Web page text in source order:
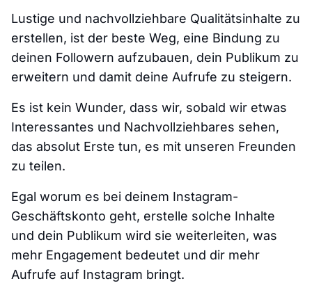
Lustige und nachvollziehbare Qualitätsinhalte zu
erstellen, ist der beste Weg, eine Bindung zu
deinen Followern aufzubauen, dein Publikum zu
erweitern und damit deine Aufrufe zu steigern.
Es ist kein Wunder, dass wir, sobald wir etwas
Interessantes und Nachvollziehbares sehen,
das absolut Erste tun, es mit unseren Freunden
zu teilen.
Egal worum es bei deinem Instagram-
Geschäftskonto geht, erstelle solche Inhalte
und dein Publikum wird sie weiterleiten, was
mehr Engagement bedeutet und dir mehr
Aufrufe auf Instagram bringt.